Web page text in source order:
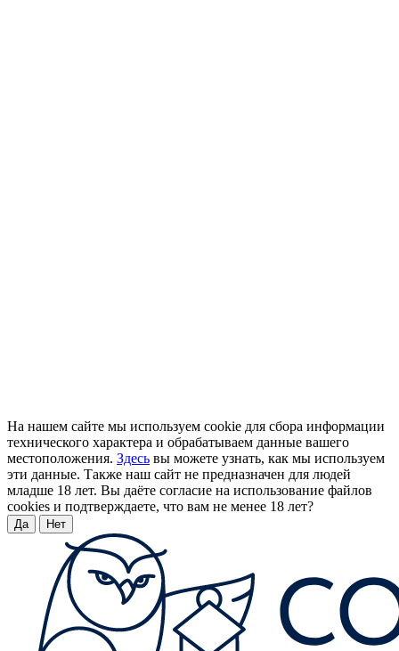
На нашем сайте мы используем cookie для сбора информации
технического характера и обрабатываем данные вашего
местоположения. Здесь вы можете узнать, как мы используем
эти данные. Также наш сайт не предназначен для людей
младше 18 лет. Вы даёте согласие на использование файлов
cookies и подтверждаете, что вам не менее 18 лет?
Да Нет